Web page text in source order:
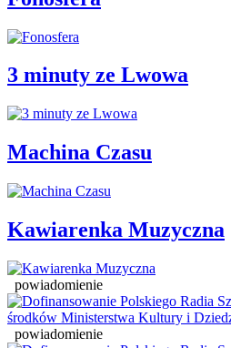
3 minuty ze Lwowa
Machina Czasu
Kawiarenka Muzyczna
powiadomienie
powiadomienie